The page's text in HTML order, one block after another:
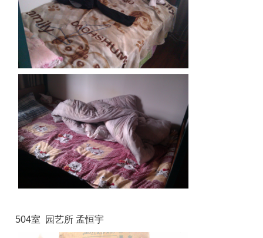
504室 园艺所 孟恒宇